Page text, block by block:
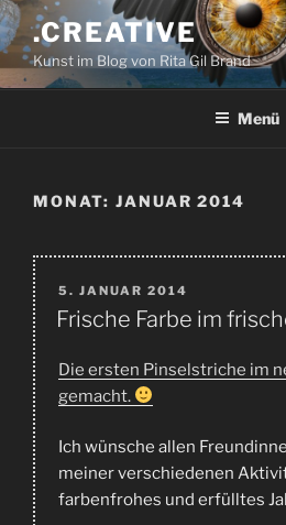
Zum
Inhalt
springen
.CREATIVE
Kunst im Blog von Rita Gil Brand
Menü
MONAT: JANUAR 2014
VERÖFFENTLICHT
AM
5. JANUAR 2014
Frische Farbe im
Die ersten Pinselstriche im
gemacht.
Ich wünsche allen
meiner verschiedenen
farbenfrohes und erfülltes